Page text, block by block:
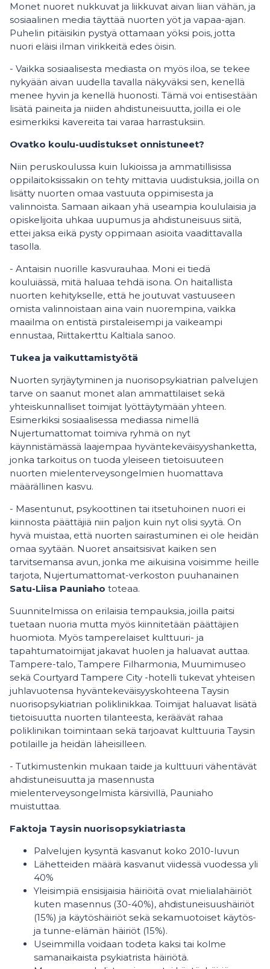
Monet nuoret nukkuvat ja liikkuvat aivan liian vähän, ja
sosiaalinen media täyttää nuorten yöt ja vapaa-ajan.
Puhelin pitäisikin pystyä ottamaan yöksi pois, jotta
nuori eläisi ilman virikkeitä edes öisin.
- Vaikka sosiaalisesta mediasta on myös iloa, se tekee
nykyään aivan uudella tavalla näkyväksi sen, kenellä
menee hyvin ja kenellä huonosti. Tämä voi entisestään
lisätä paineita ja niiden ahdistuneisuutta, joilla ei ole
esimerkiksi kavereita tai varaa harrastuksiin.
Ovatko koulu-uudistukset onnistuneet?
Niin peruskoulussa kuin lukioissa ja ammatillisissa
oppilaitoksissakin on tehty mittavia uudistuksia, joilla on
lisätty nuorten omaa vastuuta oppimisesta ja
valinnoista. Samaan aikaan yhä useampia koululaisia ja
opiskelijoita uhkaa uupumus ja ahdistuneisuus siitä,
ettei jaksa eikä pysty oppimaan asioita vaadittavalla
tasolla.
- Antaisin nuorille kasvurauhaa. Moni ei tiedä
kouluiässä, mitä haluaa tehdä isona. On haitallista
nuorten kehitykselle, että he joutuvat vastuuseen
omista valinnoistaan aina vain nuorempina, vaikka
maailma on entistä pirstaleisempi ja vaikeampi
ennustaa, Riittakerttu Kaltiala sanoo.
Tukea ja vaikuttamistyötä
Nuorten syrjäytyminen ja nuorisopsykiatrian palvelujen
tarve on saanut monet alan ammattilaiset sekä
yhteiskunnalliset toimijat lyöttäytymään yhteen.
Esimerkiksi sosiaalisessa mediassa nimellä
Nujertumattomat toimiva ryhmä on nyt
käynnistämässä laajempaa hyväntekeväisyyshanketta,
jonka tarkoitus on tuoda yleiseen tietoisuuteen
nuorten mielenterveysongelmien huomattava
määrällinen kasvu.
- Masentunut, psykoottinen tai itsetuhoinen nuori ei
kiinnosta päättäjiä niin paljon kuin nyt olisi syytä. On
hyvä muistaa, että nuorten sairastuminen ei ole heidän
omaa syytään. Nuoret ansaitsisivat kaiken sen
tarvitsemansa avun, jonka me aikuisina voisimme heille
tarjota, Nujertumattomat-verkoston puuhanainen
Satu-Liisa Pauniaho toteaa.
Suunnitelmissa on erilaisia tempauksia, joilla paitsi
tuetaan nuoria mutta myös kiinnitetään päättäjien
huomiota. Myös tamperelaiset kulttuuri- ja
tapahtumatoimijat jakavat huolen ja haluavat auttaa.
Tampere-talo, Tampere Filharmonia, Muumimuseo
sekä Courtyard Tampere City -hotelli tukevat yhteisen
juhlavuotensa hyväntekeväisyyskohteena Taysin
nuorisopsykiatrian poliklinikkaa. Toimijat haluavat lisätä
tietoisuutta nuorten tilanteesta, keräävät rahaa
poliklinikan toimintaan sekä tarjoavat kulttuuria Taysin
potilaille ja heidän läheisilleen.
- Tutkimustenkin mukaan taide ja kulttuuri vähentävät
ahdistuneisuutta ja masennusta
mielenterveysongelmista kärsivillä, Pauniaho
muistuttaa.
Faktoja Taysin nuorisopsykiatriasta
Palvelujen kysyntä kasvanut koko 2010-luvun
Lähetteiden määrä kasvanut viidessä vuodessa yli
40%
Yleisimpiä ensisijaisia häiriöitä ovat mielialahäiriöt
kuten masennus (30-40%), ahdistuneisuushäiriöt
(15%) ja käytöshäiriöt sekä sekamuotoiset käytös-
ja tunne-elämän häiriöt (15%).
Useimmilla voidaan todeta kaksi tai kolme
samanaikaista psykiatrista häiriötä.